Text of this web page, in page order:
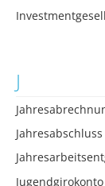
J
Jahresabschluss
Jugendgirokonto